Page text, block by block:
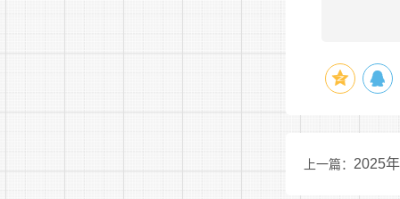
合计
上一篇： 2025